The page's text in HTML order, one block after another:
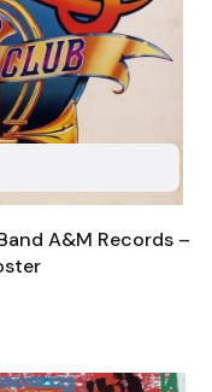
A&M Records –